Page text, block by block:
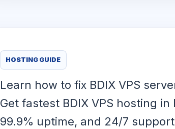
HOSTING GUIDE
Learn how to fix BDIX VPS
Get fastest BDIX VPS hosting
99.9% uptime, and 24/7